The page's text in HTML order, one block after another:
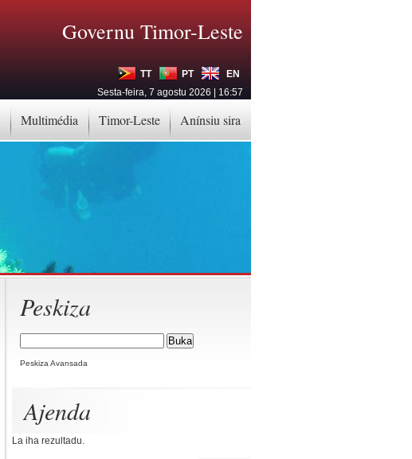
Multimédia Timor-Leste Anínsiu sira
Governu Timor-Leste
TT PT
EN
Sesta-feira, 7 agostu 2026 | 16:57
Peskiza
Peskiza Avansada
Ajenda
La iha rezultadu.